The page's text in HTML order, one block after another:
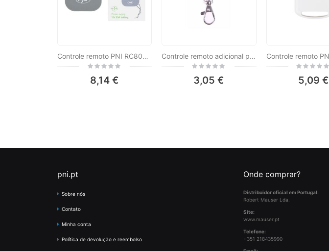
Controle remoto PNI RC800 adicional para kit de automação de portão autoportante PNI AP800C e portões giratórios PNI MAB300
Rating:
8,14 €
Controle remoto adicional para o relé PNI CA500
Rating:
3,05 €
Rating:
5,09 €
pni.pt
Sobre nós
Contato
Minha conta
Política de devolução e reembolso
Onde comprar?
Distribuidor oficial em Portugal:
Robert Mauser Lda.
Site:
www.mauser.pt
Telefone:
+351 218435990